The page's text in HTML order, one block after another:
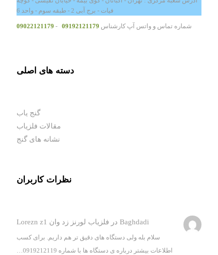
فیات - برج آبی 2 - طبقه سوم - واحد 6
شماره تماس و واتس آپ کارشناس 09192121179
-
09022121179
دسته های اصلی
گنج یاب
مقالات فلزیاب
نشانه های گنج
نظرات کاربران
Baghdadi در فلزیاب لورنز زد وان Lorezn z1
سلام بله ولی دستگاه های دقیق تر هم داریم. برای کسب
اطلاعات بیشتر درباره ی دستگاه ها با شماره 0919212119…